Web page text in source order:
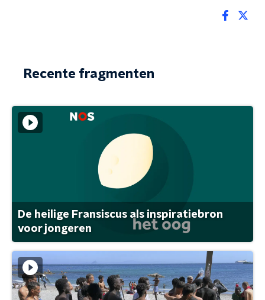
Recente fragmenten
De heilige Fransiscus als inspiratiebron
voor jongeren